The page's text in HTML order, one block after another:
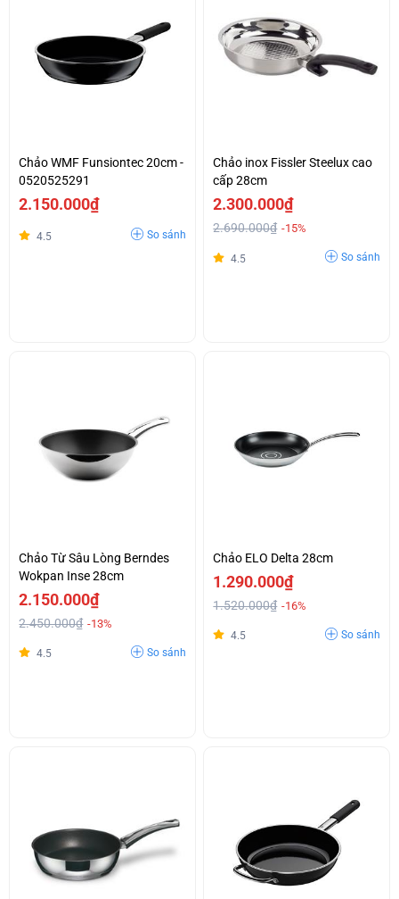
Chảo WMF Funsiontec 20cm -
0520525291
2.150.000₫
4.5 So sánh
Chảo inox Fissler Steelux cao
cấp 28cm
2.300.000₫
2.690.000₫ -15%
4.5 So sánh
Chảo Từ Sâu Lòng Berndes
Wokpan Inse 28cm
2.150.000₫
2.450.000₫ -13%
4.5 So sánh
Chảo ELO Delta 28cm
1.290.000₫
1.520.000₫ -16%
4.5 So sánh